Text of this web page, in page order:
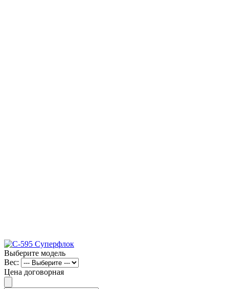
Выберите модель
Вес:
Цена договорная